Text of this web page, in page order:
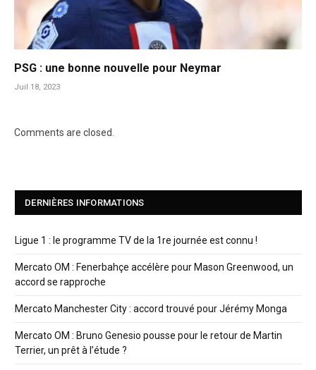
PSG : une bonne nouvelle pour Neymar
Juil 18, 2023
Comments are closed.
DERNIÈRES INFORMATIONS
Ligue 1 : le programme TV de la 1re journée est connu !
Mercato OM : Fenerbahçe accélère pour Mason Greenwood, un
accord se rapproche
Mercato Manchester City : accord trouvé pour Jérémy Monga
Mercato OM : Bruno Genesio pousse pour le retour de Martin
Terrier, un prêt à l’étude ?